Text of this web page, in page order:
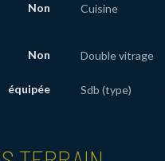
Non Cuisine
Non Double vitrage
équipée Sdb (type)